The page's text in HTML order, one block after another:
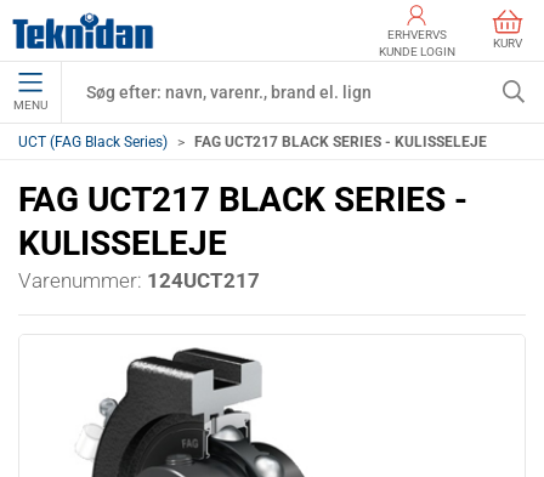
ERHVERVS
KUNDE LOGIN
KURV
MENU
UCT (FAG Black Series) FAG UCT217 BLACK SERIES - KULISSELEJE
FAG UCT217 BLACK SERIES -
KULISSELEJE
Varenummer: 124UCT217